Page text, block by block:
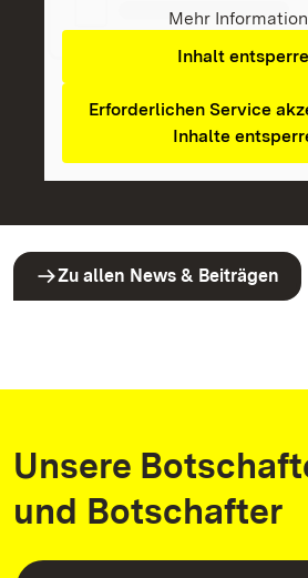
Mehr
Inhalt
Erforderlichen Service
Inhalte
Zu allen News & Beiträgen
Unsere
und Botschafter